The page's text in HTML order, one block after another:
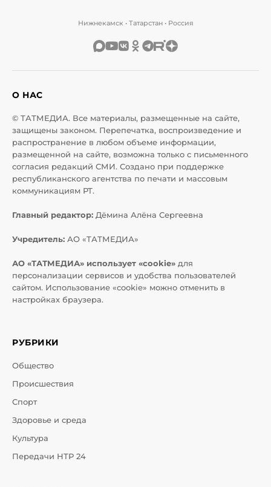
Нижнекамск • Татарстан • Россия
О НАС
© ТАТМЕДИА. Все материалы, размещенные на сайте,
защищены законом. Перепечатка, воспроизведение и
распространение в любом объеме информации,
размещенной на сайте, возможна только с письменного
согласия редакций СМИ. Создано при поддержке
республиканского агентства по печати и массовым
коммуникациям РТ.
Главный редактор: Дёмина Алёна Сергеевна
Учредитель: АО «ТАТМЕДИА»
АО «ТАТМЕДИА» использует «cookie» для
персонализации сервисов и удобства пользователей
сайтом. Использование «cookie» можно отменить в
настройках браузера.
РУБРИКИ
Общество
Происшествия
Спорт
Здоровье и среда
Культура
Передачи НТР 24